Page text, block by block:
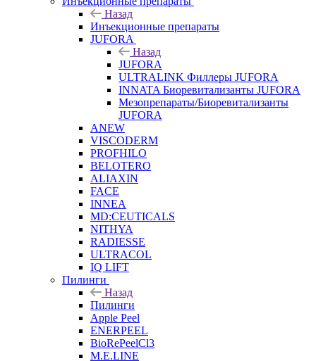
Назад
Инъекционные препараты
JUFORA
Назад
JUFORA
ULTRALINK Филлеры JUFORA
INNATA Биоревитализанты JUFORA
Мезопрепараты/Биоревитализанты
JUFORA
ANEW
VISCODERM
PROFHILO
BELOTERO
ALIAXIN
FACE
INNEA
MD:CEUTICALS
NITHYA
RADIESSE
ULTRACOL
IQ LIFT
Пилинги
Назад
Пилинги
Apple Peel
ENERPEEL
BioRePeelCl3
M.E.LINE